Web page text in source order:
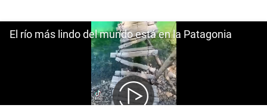
Clase
Eventos Corporativos